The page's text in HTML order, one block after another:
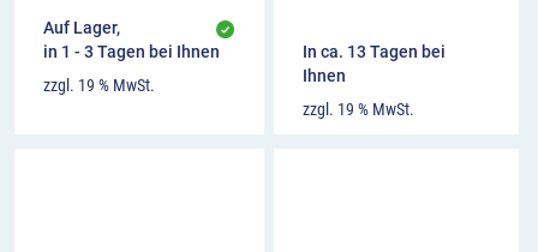
Auf Lager,
in 1 - 3 Tagen bei Ihnen
zzgl. 19 % MwSt.
In ca. 13 Tagen bei
Ihnen
zzgl. 19 % MwSt.